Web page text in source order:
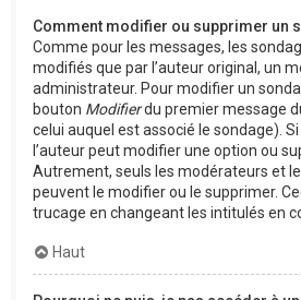
Comment modifier ou supprimer un
Comme pour les messages, les
modifiés que par l’auteur original, un
administrateur. Pour modifier un
bouton Modifierdu premier message
celui auquel est associé le sondage). Si
l’auteur peut modifier une option ou
Autrement, seuls les modérateurs et
peuvent le modifier ou le supprimer.
trucage en changeant les intitulés en
Haut